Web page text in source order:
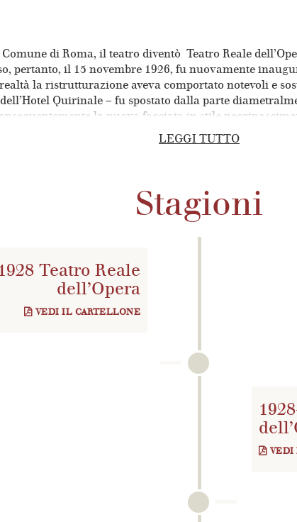
Comune di Roma, il teatro diventò Teatro Reale
pertanto, il 15 novembre 1926, fu nuovamente
la ristrutturazione aveva comportato notevoli e
Quirinale – fu spostato dalla parte
la nuova facciata in stile
scandito da due ordini di portici, simili a quelli che
e sostituito da un quarto ordine (l’attuale terzo) di
trent’anni. Questi sfruttò la superficie a sua
a graticcia provvista di funi ancora oggi utilizzate per
i maggiori artisti dell’epoca. Fondamentale
di Direttore artistico. Nacque inoltre il Corpo di
Rostoff. Nel 1932 si inaugurarono altresì in Via
LEGGI TUTTO
Stagioni
Teatro Reale
dell’Opera
VEDI IL CARTELLONE
VEDI